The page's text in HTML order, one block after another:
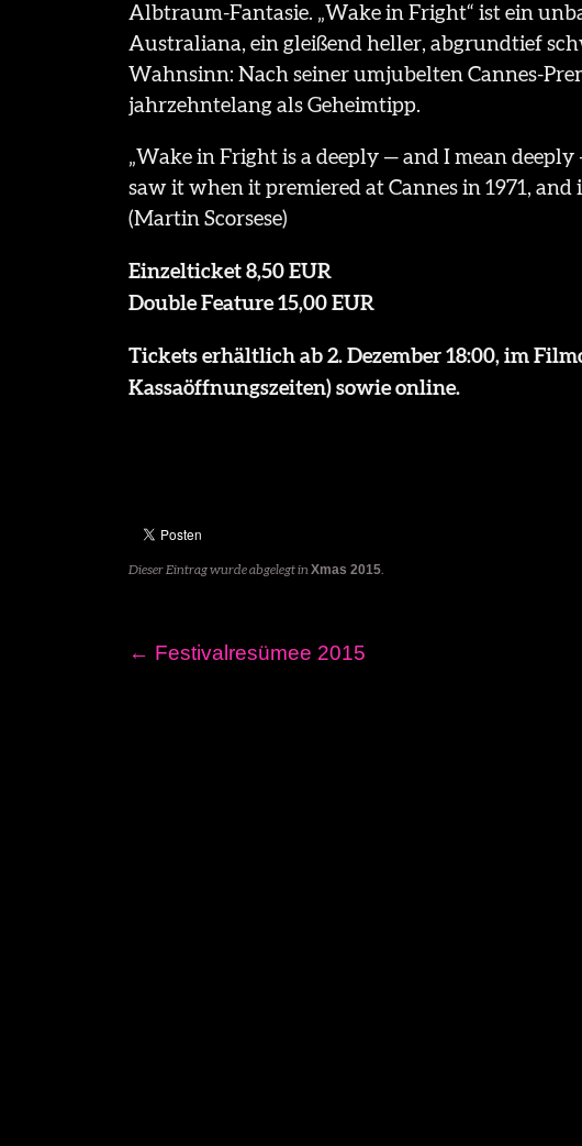
Albtraum-Fantasie. „Wake in Fright“ ist ein
Australiana, ein gleißend heller, abgrundtief
Wahnsinn: Nach seiner umjubelten Cannes-
jahrzehntelang als Geheimtipp.
„Wake in Fright is a deeply — and I mean
saw it when it premiered at Cannes in 1971, and
(Martin Scorsese)
Einzelticket 8,50 EUR
Double Feature 15,00 EUR
Tickets erhältlich ab 2. Dezember 18:00, im
Kassaöffnungszeiten) sowie online.
Dieser Eintrag wurde abgelegt in Xmas 2015
← Festivalresümee 2015